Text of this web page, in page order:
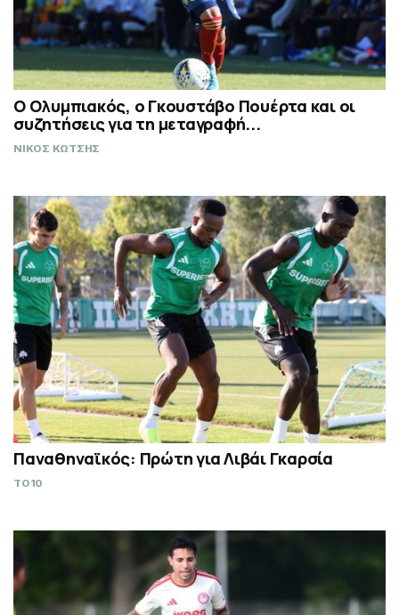
Ο Ολυμπιακός, ο Γκουστάβο Πουέρτα και οι
συζητήσεις για τη μεταγραφή...
ΝΙΚΟΣ ΚΩΤΣΗΣ
Παναθηναϊκός: Πρώτη για Λιβάι Γκαρσία
TO10